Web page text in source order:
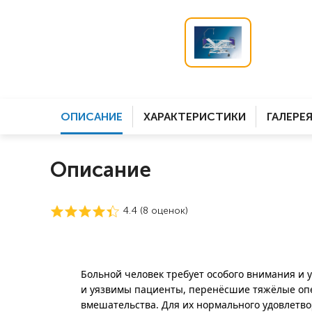
ОПИСАНИЕ ХАРАКТЕРИСТИКИ ГАЛЕРЕЯ
Описание
4.4 (8 оценок)
Больной человек требует особого внимания
и уязвимы пациенты, перенёсшие тяжёлые
вмешательства. Для их нормального